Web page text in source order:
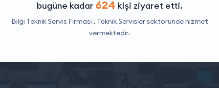
bugüne kadar 624 kişi ziyaret etti.
Bilgi Teknik Servis Firması , Teknik Servislersektöründe hizmet
vermektedir.